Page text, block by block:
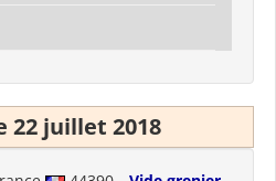
22 juillet 2018